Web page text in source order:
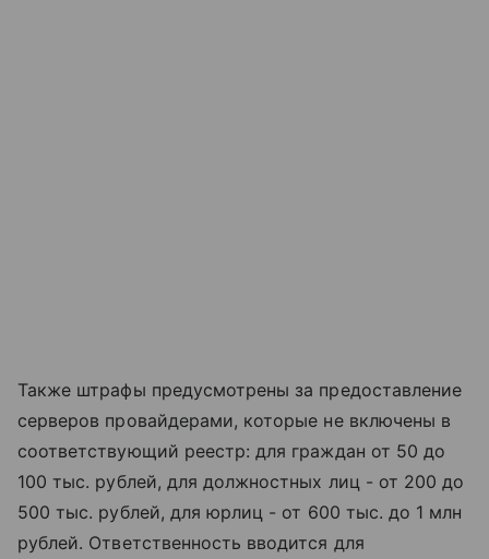
Также штрафы предусмотрены за предоставление
серверов провайдерами, которые не включены в
соответствующий реестр: для граждан от 50 до
100 тыс. рублей, для должностных лиц - от 200 до
500 тыс. рублей, для юрлиц - от 600 тыс. до 1 млн
рублей. Ответственность вводится для